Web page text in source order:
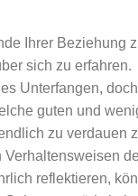
Ihrer Beziehung
sich zu erfahren.
Unterfangen,
guten und
zu verdauen
reflektieren,